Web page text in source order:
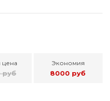
цена
руб
Экономия
8000 руб